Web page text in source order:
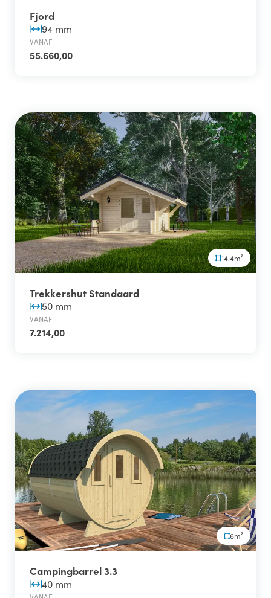
Fjord
94 mm
VANAF
55.660,00
14.4m²
Trekkershut Standaard
50 mm
VANAF
7.214,00
6m²
Campingbarrel 3.3
40 mm